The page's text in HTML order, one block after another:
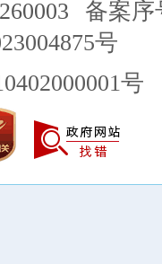
备案序
号
号